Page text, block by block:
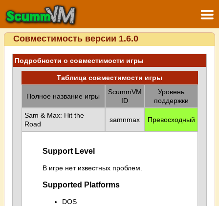
Совместимость версии 1.6.0
Подробности о совместимости игры
Таблица совместимости игры
Полное название игры
ScummVM
ID
Уровень
поддержки
Sam & Max: Hit the
Road
samnmax Превосходный
Support Level
В игре нет известных проблем.
Supported Platforms
DOS